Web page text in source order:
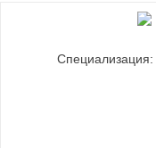
Специализация: